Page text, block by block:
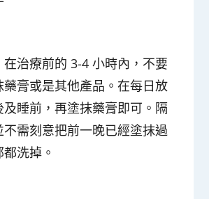
治療前的 3-4 小時內，不要
膏或是其他產品。在每日放
睡前，再塗抹藥膏即可。隔
不需刻意把前一晚已經塗抹過
洗掉。